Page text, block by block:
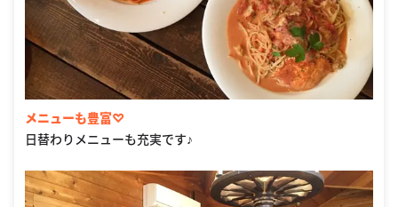
メニューも豊富♡
日替わりメニューも充実です♪